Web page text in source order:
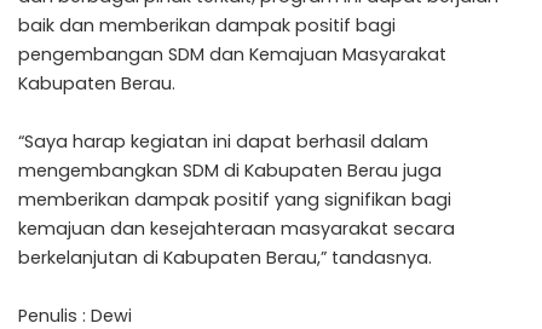
baik dan memberikan dampak positif bagi
pengembangan SDM dan Kemajuan Masyarakat
Kabupaten Berau.
“Saya harap kegiatan ini dapat berhasil dalam
mengembangkan SDM di Kabupaten Berau juga
memberikan dampak positif yang signifikan bagi
kemajuan dan kesejahteraan masyarakat secara
berkelanjutan di Kabupaten Berau,” tandasnya.
Penulis : Dewi